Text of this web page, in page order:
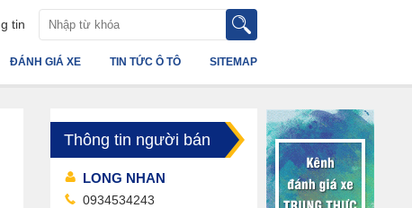
tin
SITEMAP
TIN TỨC Ô TÔ
ĐÁNH GIÁ XE
Thông tin người bán
LONG NHAN
0934534243